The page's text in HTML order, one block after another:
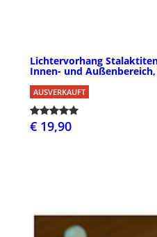
Lichtervorhang
Innen- und
AUSVERKAUFT
€ 19,90